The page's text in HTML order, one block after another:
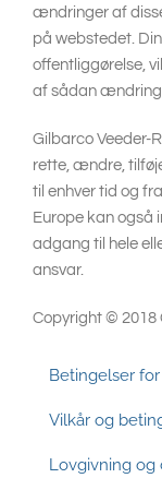
ændringer af
på webstedet.
offentliggørelse,
af sådan
Gilbarco Veeder-
rette, ændre,
til enhver tid og
Europe kan også
adgang til hele
ansvar.
Copyright © 2018
Footer
Betingelser
Vilkår og
Lovgivning og